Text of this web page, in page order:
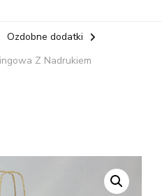
Ozdobne dodatki
Z Nadrukiem